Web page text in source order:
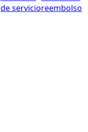
de servicioreembolso